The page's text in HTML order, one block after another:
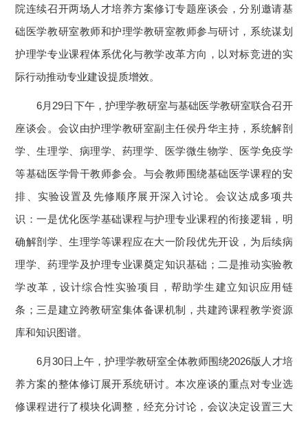
院连续召开两场人才培养方案修订专题座谈会，分别邀请基
础医学教研室教师和护理学教研室教师参与研讨，系统谋划
护理学专业课程体系优化与教学改革方向，以对标竞进的实
际行动推动专业建设提质增效。
6月29日下午，护理学教研室与基础医学教研室联合召开
座谈会。会议由护理学教研室副主任侯丹华主持，系统解剖
学、生理学、病理学、药理学、医学微生物学、医学免疫学
等基础医学骨干教师参会。与会教师围绕基础医学课程的安
排、实验设置及先修顺序展开深入讨论。会议达成多项共
识：一是优化医学基础课程与护理专业课程的衔接逻辑，明
确解剖学、生理学等课程应在大一阶段优先开设，为后续病
理学、药理学及护理专业课奠定知识基础；二是推动实验教
学改革，设计综合性实验项目，帮助学生建立知识应用链
条；三是建立跨教研室集体备课机制，共建跨课程教学资源
库和知识图谱。
6月30日上午，护理学教研室全体教师围绕2026版人才培
养方案的整体修订展开系统研讨。本次座谈的重点对专业选
修课程进行了模块化调整，经充分讨论，会议决定设置三大